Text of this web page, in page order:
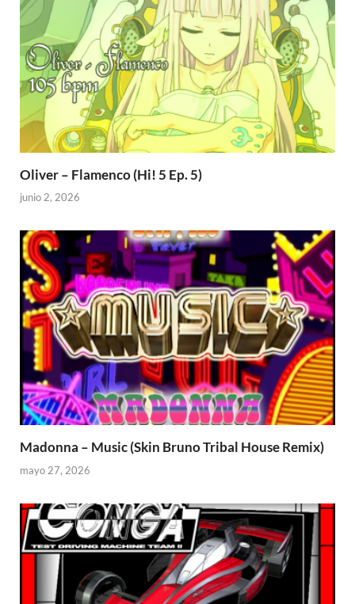
Oliver – Flamenco (Hi! 5 Ep. 5)
junio 2, 2026
Madonna – Music (Skin Bruno Tribal House Remix)
mayo 27, 2026